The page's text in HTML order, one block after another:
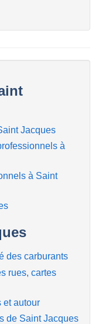
Jacques
à
à Saint
des carburants
rues, cartes
et autour
de Saint Jacques